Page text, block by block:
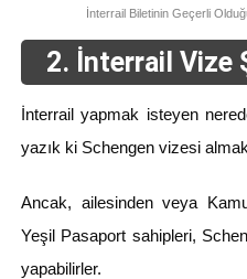
İnterrail Biletinin Geçerli
2. İnterrail Vize
İnterrail yapmak isteyen
yazık ki Schengen vizesi
Ancak, ailesinden veya
Yeşil Pasaport sahipleri,
yapabilirler.